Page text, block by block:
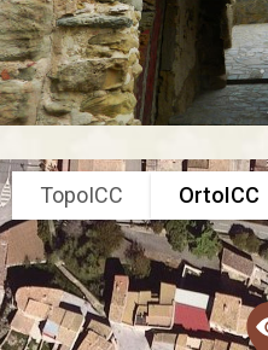
TopoICC OrtoICC